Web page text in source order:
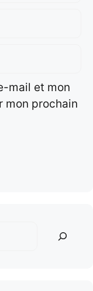
mail et mon
mon prochain